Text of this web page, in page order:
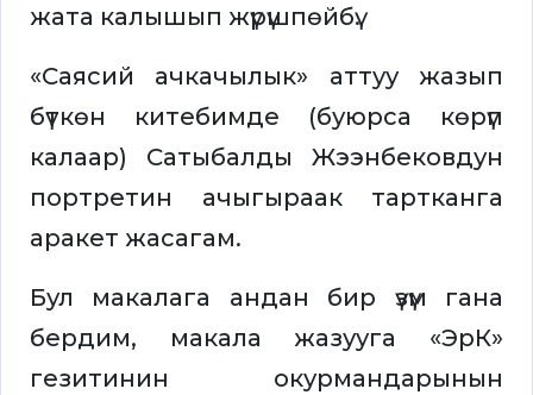
жата калышып жүрүшпөйбү.
«Саясий ачкачылык» аттуу жазып
бүткөн китебимде (буюрса көрүп
калаар) Сатыбалды Жээнбековдун
портретин ачыгыраак тартканга
аракет жасагам.
Бул макалага андан бир үзүм гана
бердим, макала жазууга «ЭрК»
гезитинин окурмандарынын